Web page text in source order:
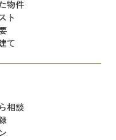
物件
ト
て
相談